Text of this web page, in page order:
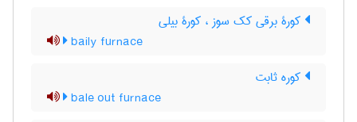
کورۀ برقی کک سوز ، کورۀ بیلی
baily furnace
کوره ثابت
bale out furnace